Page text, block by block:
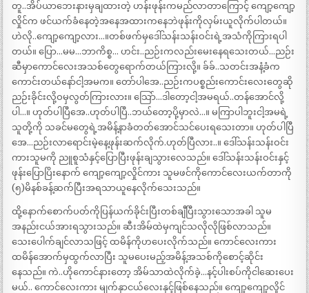
တူ..အိပ်ယာဘေးနားမှချထားတဲ့ ဟန်းဖုန်းကမည်လာတာကြောင့် ကျော့ကျော့
လှိုင်က ဖင်ယက်ခံနေတဲ့အနေအထားကနေဘဲဖုန်းကိုလှမ်းယူလိုက်ပါတယ်။
ဟဲလို..ကျော့ကျော့လား…။တစ်ဖက်မှဒေါ်သန်းသန်းဝင်းရဲ့အသံကိုကြားရပါ
တယ်။ ပြော…မမ…ဘာကိစ္စ… ဟင်း..ညဉ်းကလည်းမေးနေရသေးတယ်…ညဉ်း
ဆီမှာကောင်လေးအသစ်တွေရောက်တယ်ကြားလို့။ ခ်ခ်..သတင်းအနံ့ခံက
ကောင်းတယ်နော်ငါ့အမက။ တော်ပါအေ..ညဉ်းကပစ္စည်းကောင်းလေးတွေဆို
ညဉ်းခိုင်းလို့ဝမှလွတ်ကြားလား။ သြော်…ဒါတော့ငါ့အမရယ်..တန်အောင်လို့
ပါ…။ ဟုတ်ပါပြီအေ..ဟုတ်ပါပြီ..ဘယ်တော့ပို့မှာလဲ…။ မကြာပါဘူးငါ့အမရဲ့
သူတို့ကို သခင်မတွေရဲ့အမိန့်နာခံတတ်အောင်သင်ပေးရသေးတာ။ ဟုတ်ပါပြီ
အေ…ညဉ်းလာရောင်းမဲ့နေ့ဖုန်းဆက်လိုက်.ဟုတ်ပြီလား..။ ဒေါ်သန်းသန်းဝင်း
ကားသူမကို ညူစူသံနှင့်ပြောပြီးဖုန်းချသွားလေသည်။ ဒေါ်သန်းသန်းဝင်းနှင့်
ဖုန်းပြောပြိးနောက် ကျော့ကျော့လှိုင်ကား သူမဖင်ကိုကောင်လေးယက်တာကို
(၅)မိနစ်ခန့်ဆက်ပြီးအရသာယူနေလိုက်သေးသည်။
ထို့နောက်စောက်ပတ်ကိုပြန်ယက်ခိုင်းပြီးတစ်ချီပြီးသွားသောအခါ သူမ
အနည်းငယ်အားရသွားသည်။ ဆီးအိမ်ထဲမှကျင်သလိုလိုဖြစ်လာသည်။
သေးပေါက်ချင်လာသဖြင့် ထမိန်ကိုဟပေးလိုက်သည်။ ကောင်လေးကား
ထမိန်အောက်မှထွက်လာပြီး သူမပေးမည့်အမိန့်အသစ်ကိုစောင့်ဆိုင်း
နေသည်။ ကဲ..ဟိုကောင်နားတော့ အိမ်သာထဲလိုက်ခဲ့…နင့်ပါးစပ်ကိုငါဆေးပေး
မယ်.. ကောင်လေးကား မျက်နှာငယ်လေးနှင့်ဖြစ်နေသည်။ ကျော့ကျော့လှိုင်